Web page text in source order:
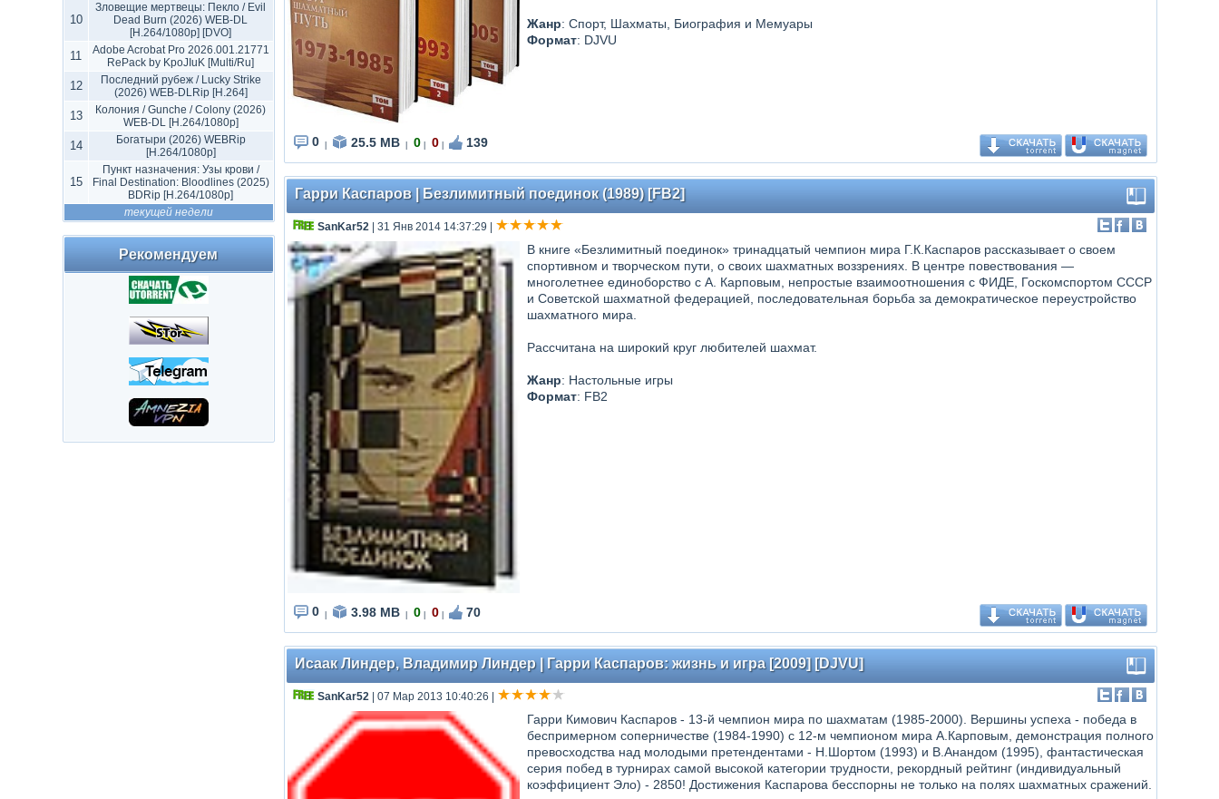
10
Зловещие мертвецы: Пекло / Evil
Dead Burn (2026) WEB-DL
[H.264/1080p] [DVO]
11
Adobe Acrobat Pro 2026.001.21771
RePack by KpoJIuK [Multi/Ru]
12
Последний рубеж / Lucky Strike
(2026) WEB-DLRip [H.264]
13
Колония / Gunche / Colony (2026)
WEB-DL [H.264/1080p]
14
Богатыри (2026) WEBRip
[H.264/1080p]
15
Пункт назначения: Узы крови /
Final Destination: Bloodlines (2025)
BDRip [H.264/1080p]
текущей недели
Рекомендуем
Жанр: Спорт, Шахматы, Биография и Мемуары
Формат: DJVU
0 25.5 MB 0 0 139
Гарри Каспаров | Безлимитный поединок (1989) [FB2]
SanKar52| 31 Янв 2014 14:37:29
В книге «Безлимитный поединок» тринадцатый чемпион мира Г.К.Каспаров рассказывает о своем
спортивном и творческом пути, о своих шахматных воззрениях. В центре повествования —
многолетнее единоборство с А. Карповым, непростые взаимоотношения с ФИДЕ, Госкомспортом СССР
и Советской шахматной федерацией, последовательная борьба за демократическое переустройство
шахматного мира.
Рассчитана на широкий круг любителей шахмат.
Жанр: Настольные игры
Формат: FB2
0 3.98 MB 0 0 70
Исаак Линдер, Владимир Линдер | Гарри Каспаров: жизнь и игра [2009] [DJVU]
SanKar52| 07 Мар 2013 10:40:26
Гарри Кимович Каспаров - 13-й чемпион мира по шахматам (1985-2000). Вершины успеха - победа в
беспримерном соперничестве (1984-1990) с 12-м чемпионом мира А.Карповым, демонстрация полного
превосходства над молодыми претендентами - Н.Шортом (1993) и В.Анандом (1995), фантастическая
серия побед в турнирах самой высокой категории трудности, рекордный рейтинг (индивидуальный
коэффициент Эло) - 2850! Достижения Каспарова бесспорны не только на полях шахматных сражений.